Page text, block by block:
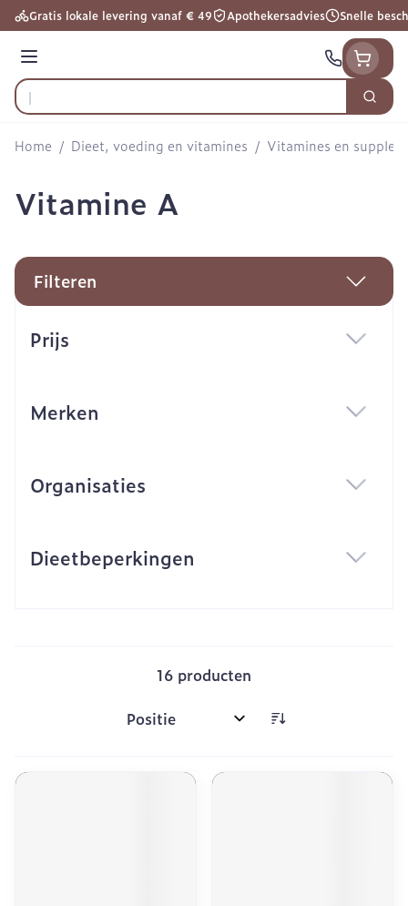
Ga naar de inhoud
Gratis lokale levering vanaf € 49 Apothekersadvies Snelle
Menu
Product, merk, categorie...
Zoek
Home / Dieet, voeding en vitamines / Vitamines en
Vitamine A
Filteren
Prijs
Merken
Organisaties
Dieetbeperkingen
16 producten
Sorteer op: